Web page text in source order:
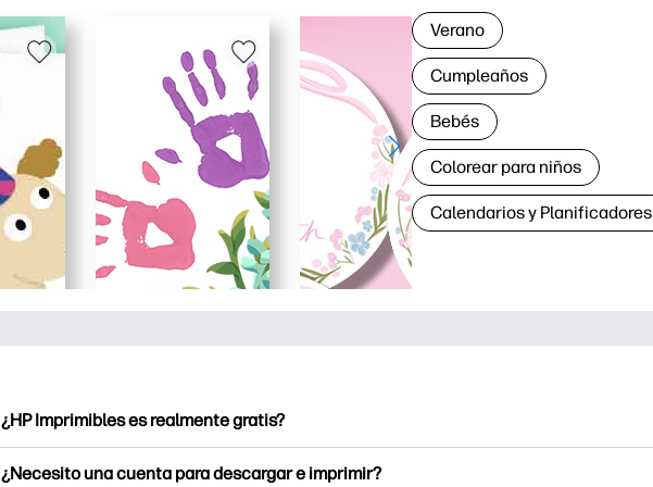
Verano
Cumpleaños
Bebés
Colorear para niños
Calendarios y Planificadores
¿HP Imprimibles es realmente gratis?
¿Necesito una cuenta para descargar e imprimir?